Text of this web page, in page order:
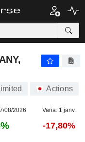
Actions
08/2026 Varia. 1 janv.
-17,80%